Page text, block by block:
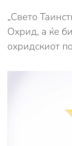
„Свето
Охрид, а ќе
охридскиот